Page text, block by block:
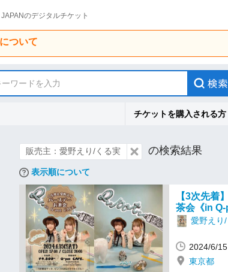
のデジタルチケット
ついて
ーワードを入力
チケットを購入される方
販売主：愛野えり/くる実 の検索結果
表示順について
【3次先着
茶会《in Q-
愛野えり
2024/6/15
東京都